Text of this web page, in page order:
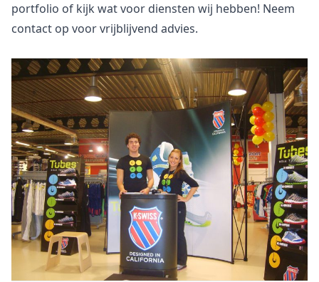
portfolio of kijk wat voor diensten wij hebben! Neem
contact op voor vrijblijvend advies.